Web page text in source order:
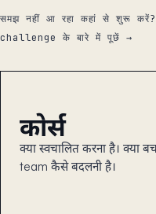
समझ नहीं आ रहा कहां से शुरू
challenge के बारे में पूछें →
कोर्स
क्या स्वचालित करना है। क्या
team कैसे बदलनी है।